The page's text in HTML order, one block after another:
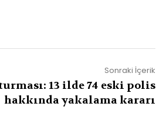
Sonraki İçerik
13 ilde 74 eski polis
hakkında yakalama kararı